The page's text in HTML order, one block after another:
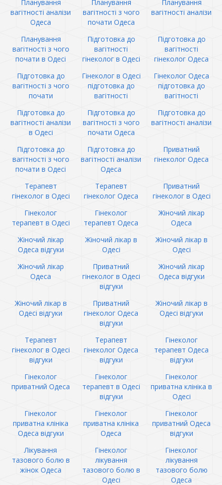
Планування
вагітності аналізи
Одеса
Планування
вагітності з чого
почати Одеса
Планування
вагітності аналізи
Планування
вагітності з чого
почати в Одесі
Підготовка до
вагітності
гінеколог в Одесі
Підготовка до
вагітності
гінеколог Одеса
Підготовка до
вагітності з чого
почати
Гінеколог в Одесі
підготовка до
вагітності
Гінеколог Одеса
підготовка до
вагітності
Підготовка до
вагітності аналізи
в Одесі
Підготовка до
вагітності з чого
почати Одеса
Підготовка до
вагітності аналізи
Підготовка до
вагітності з чого
почати в Одесі
Підготовка до
вагітності аналізи
Одеса
Приватний
гінеколог Одеса
Терапевт
гінеколог в Одесі
Терапевт
гінеколог Одеса
Приватний
гінеколог в Одесі
Гінеколог
терапевт в Одесі
Гінеколог
терапевт Одеса
Жіночий лікар
Одеса
Жіночий лікар
Одеса відгуки
Жіночий лікар в
Одесі
Жіночий лікар в
Одесі
Жіночий лікар
Одеса
Приватний
гінеколог в Одесі
відгуки
Жіночий лікар
Одеса відгуки
Жіночий лікар в
Одесі відгуки
Приватний
гінеколог Одеса
відгуки
Жіночий лікар в
Одесі відгуки
Терапевт
гінеколог в Одесі
відгуки
Терапевт
гінеколог Одеса
відгуки
Гінеколог
терапевт Одеса
відгуки
Гінеколог
приватний Одеса
Гінеколог
терапевт в Одесі
відгуки
Гінеколог
приватна клініка в
Одесі
Гінеколог
приватна клініка
Одеса відгуки
Гінеколог
приватна клініка
Одеса
Гінеколог
приватний Одеса
відгуки
Лікування
тазового болю в
жінок Одеса
Гінеколог
лікування
тазового болю в
Одесі
Гінеколог
лікування
тазового болю
Одеса